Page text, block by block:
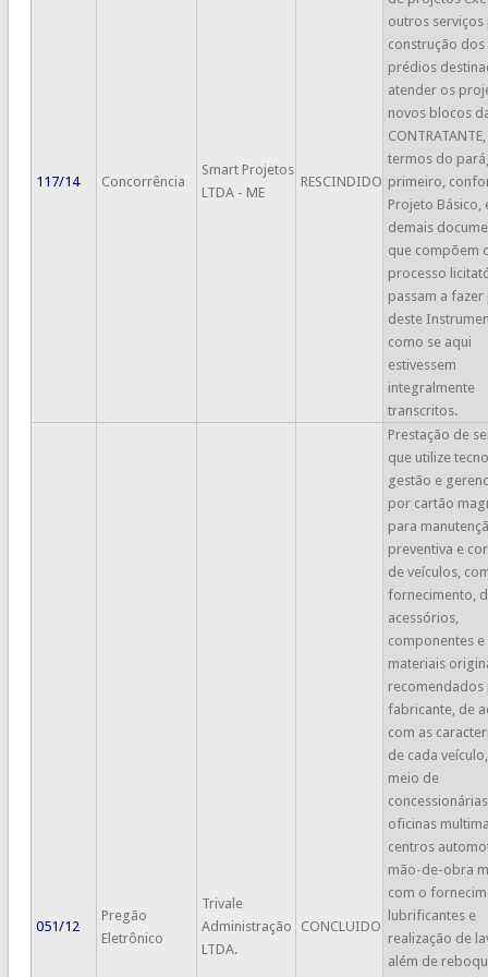
117/14 Concorrência
Smart Projetos
LTDA - ME
RESCINDIDO
outros serviços
construção dos
prédios
atender os
novos blocos
termos do
primeiro,
Projeto Básico,
demais
que compõem
processo
passam a fazer
deste
como se aqui
estivessem
integralmente
transcritos.
051/12
Pregão
Eletrônico
Trivale
Administração
LTDA.
CONCLUIDO
Prestação de
que utilize
gestão e
por cartão
para
preventiva e
de veículos,
fornecimento,
acessórios,
componentes e
materiais
recomendados
fabricante, de
com as
de cada
meio de
oficinas
centros
mão-de-obra
com o
lubrificantes e
realização de
além de